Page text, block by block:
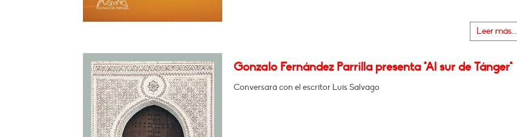
Leer más...
Gonzalo Fernández Parrilla presenta "Al sur de Tánger"
Conversará con el escritor Luis Salvago